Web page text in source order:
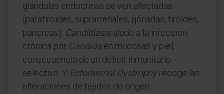
glándulas endocrinas se ven afectadas
(paratiroides, suprarrenales, gónadas, tiroides,
páncreas). Candidiasisalude a la infección
crónica por Candida en mucosas y piel,
consecuencia de un déficit inmunitario
selectivo. Y Ectodermal Dystrophyrecoge las
alteraciones de tejidos de origen